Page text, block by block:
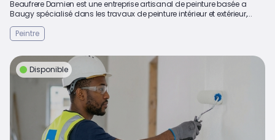
Beaufrere Damien est une entreprise artisanal de peinture basée a
Baugy spécialisé dans les travaux de peinture intérieur et extérieur,...
Peintre
Disponible